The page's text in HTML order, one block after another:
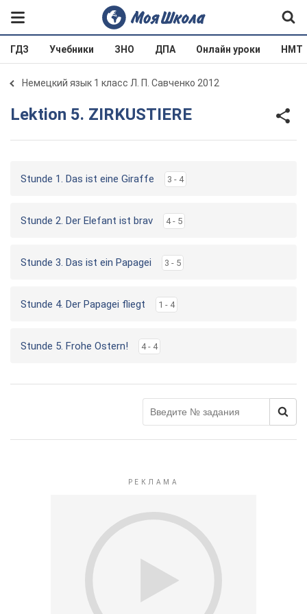
ГДЗ Учебники ЗНО ДПА Онлайн уроки НМТ
Немецкий язык 1 класс Л. П. Савченко 2012
Lektion 5. ZIRKUSTIERE
Stunde 1. Das ist eine Giraffe 3 - 4
Stunde 2. Der Elefant ist brav 4 - 5
Stunde 3. Das ist ein Papagei 3 - 5
Stunde 4. Der Papagei fliegt 1 - 4
Stunde 5. Frohe Ostern! 4 - 4